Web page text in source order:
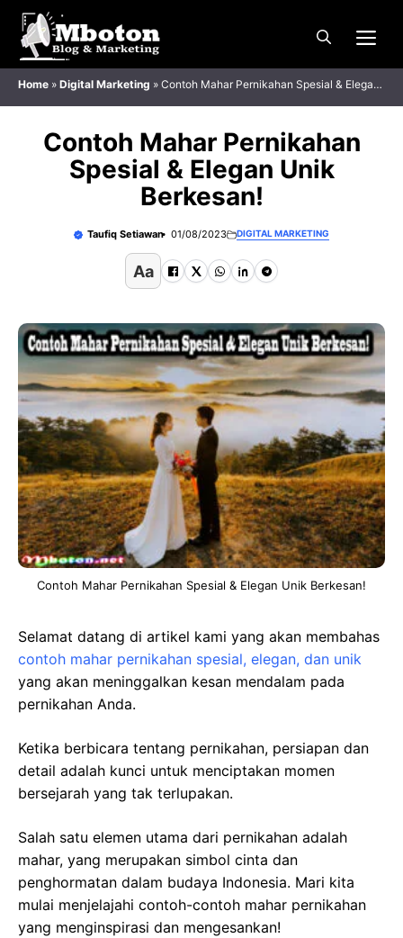
Langsung
Home » Digital Marketing » Contoh Mahar Pernikahan Spesial & Elegan
Unik Berkesan!
Contoh Mahar Pernikahan
Spesial & Elegan Unik
Berkesan!
Taufiq Setiawan 01/08/2023 DIGITAL MARKETING
Aa
Contoh Mahar Pernikahan Spesial & Elegan Unik Berkesan!
Selamat datang di artikel kami yang akan membahas
contoh mahar pernikahan spesial, elegan, dan unik
yang akan meninggalkan kesan mendalam pada
pernikahan Anda.
Ketika berbicara tentang pernikahan, persiapan dan
detail adalah kunci untuk menciptakan momen
bersejarah yang tak terlupakan.
Salah satu elemen utama dari pernikahan adalah
mahar, yang merupakan simbol cinta dan
penghormatan dalam budaya Indonesia. Mari kita
mulai menjelajahi contoh-contoh mahar pernikahan
yang menginspirasi dan mengesankan!